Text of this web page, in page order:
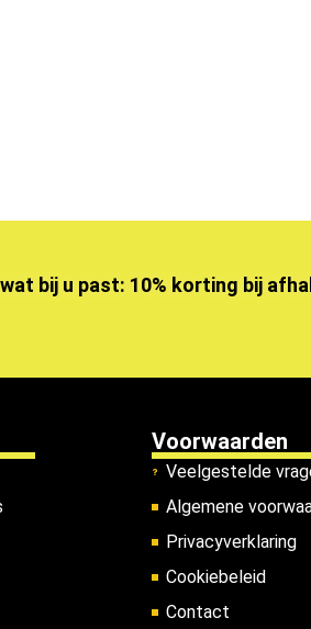
bij u past: 10% korting bij
Voorwaarden
Veelgestelde
Algemene
Privacyverklaring
Cookiebeleid
Contact